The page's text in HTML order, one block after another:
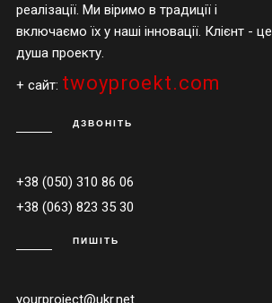
реалізації. Ми віримо в традиції і
включаємо їх у наші інновації. Клієнт - це
душа проекту.
+ сайт: twoyproekt.com
ДЗВОНІТЬ
+38 (050) 310 86 06
+38 (063) 823 35 30
ПИШІТЬ
yourproject@ukr.net